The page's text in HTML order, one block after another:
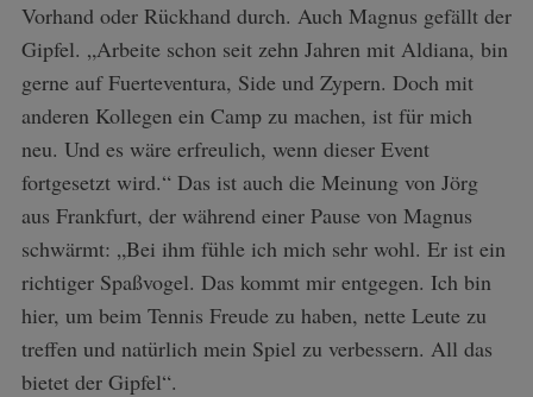
Vorhand oder Rückhand durch. Auch Magnus gefällt der
Gipfel. „Arbeite schon seit zehn Jahren mit Aldiana, bin
gerne auf Fuerteventura, Side und Zypern. Doch mit
anderen Kollegen ein Camp zu machen, ist für mich
neu. Und es wäre erfreulich, wenn dieser Event
fortgesetzt wird.“ Das ist auch die Meinung von Jörg
aus Frankfurt, der während einer Pause von Magnus
schwärmt: „Bei ihm fühle ich mich sehr wohl. Er ist ein
richtiger Spaßvogel. Das kommt mir entgegen. Ich bin
hier, um beim Tennis Freude zu haben, nette Leute zu
treffen und natürlich mein Spiel zu verbessern. All das
bietet der Gipfel“.